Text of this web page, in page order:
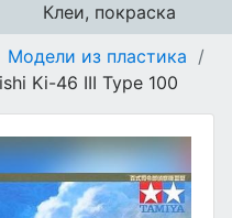
Клеи, покраска
Модели из пластика /
Ki-46 III Type 100